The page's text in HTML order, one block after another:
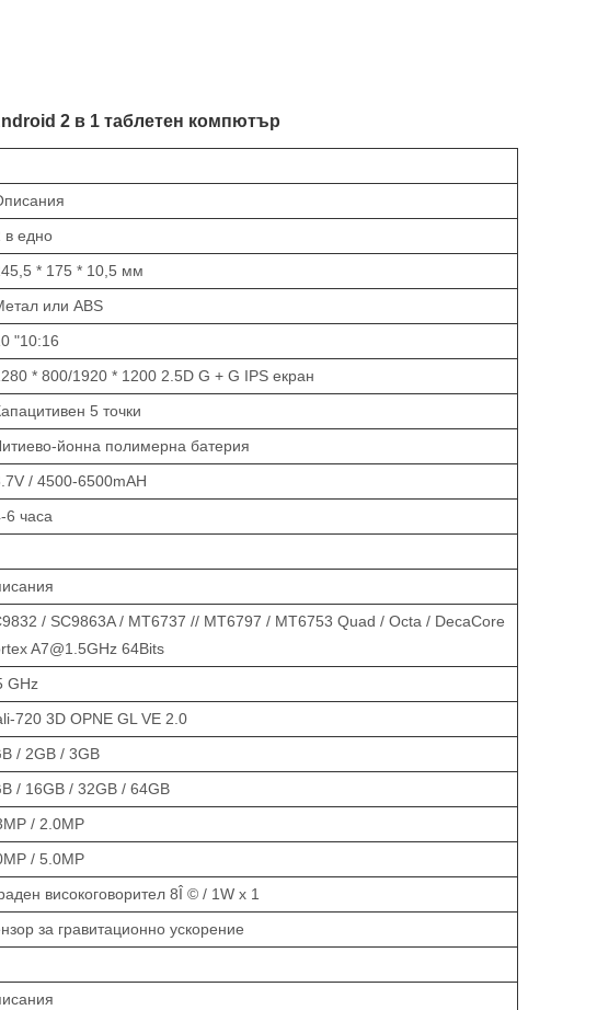
2 в 1 таблетен компютър
в едно
* 175 * 10,5 мм
или ABS
"10:16
* 800/1920 * 1200 2.5D G + G IPS екран
5 точки
йонна полимерна батерия
/ 4500-6500mAH
6 часа
/ SC9863A / MT6737 // MT6797 / MT6753 Quad / Octa / DecaCore
A7@1.5GHz 64Bits
GHz
720 3D OPNE GL VE 2.0
/ 2GB / 3GB
/ 16GB / 32GB / 64GB
/ 2.0MP
/ 5.0MP
високоговорител 8Î © / 1W x 1
за гравитационно ускорение